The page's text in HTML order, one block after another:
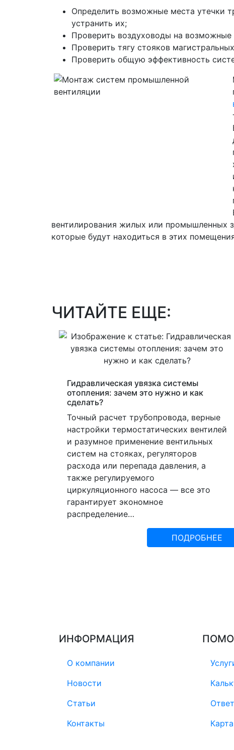
Определить возможные места утечки
устранить их;
Проверить воздуховоды на
Проверить тягу стояков
Проверить общую эффективность
вентилирования жилых или промышленных
которые будут находиться в этих
ЧИТАЙТЕ ЕЩЕ:
Гидравлическая увязка системы
отопления: зачем это нужно и как
сделать?
Точный расчет трубопровода, верные
настройки термостатических вентилей
и разумное применение вентильных
систем на стояках, регуляторов
расхода или перепада давления, а
также регулируемого
циркуляционного насоса — все это
гарантирует экономное
распределение…
ПОДРОБНЕЕ
ИНФОРМАЦИЯ
О компании
Новости
Статьи
Контакты